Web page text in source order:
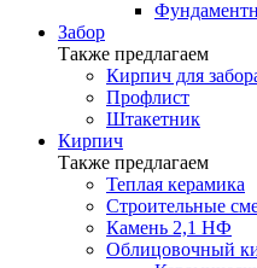
Забор
Также предлагаем
Кирпич для
Профлист
Штакетник
Кирпич
Также предлагаем
Теплая керамика
Строительные
Камень 2,1 НФ
Облицовочный